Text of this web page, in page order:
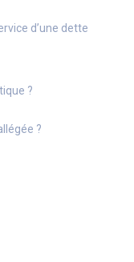
d’une dette
?
?